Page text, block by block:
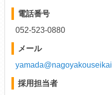
電話番号
052-523-0880
メール
採用担当者